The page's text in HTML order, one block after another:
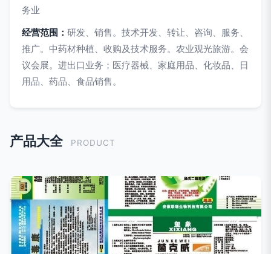
务业
经营范围： 研发、销售。技术开发、转让、咨询、服务、
推广。中药材种植、收购及技术服务。农业观光旅游。会
议会展。进出口业务；医疗器械、家庭用品、化妆品、日
用品、药品、食品销售。
产品大全 PRODUCT